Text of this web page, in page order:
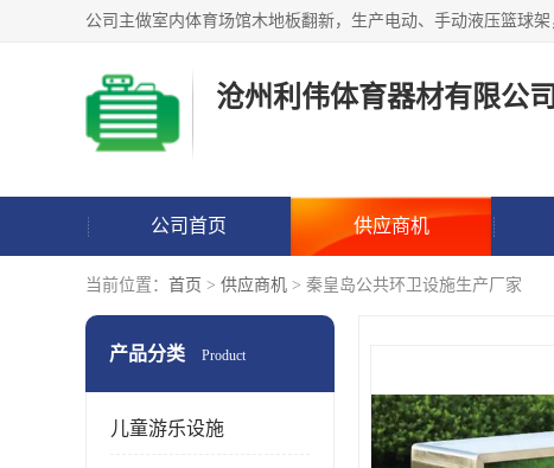
沧州利伟体育器材有限公司
公司首页 供应商机
当前位置： 首页 > 供应商机 > 秦皇岛公共环卫设施生产厂家
产品分类 Product
儿童游乐设施